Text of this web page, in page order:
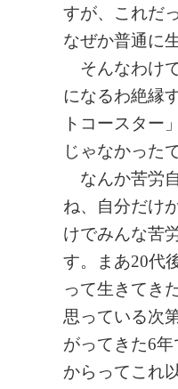
すが、これだ
なぜか普通に
そんなわけ
になるわ絶縁
トコースター
じゃなかった
なんか苦労
ね、自分だけ
けでみんな苦
す。まあ20代
って生きてき
思っている次
がってきた6
からってこれ